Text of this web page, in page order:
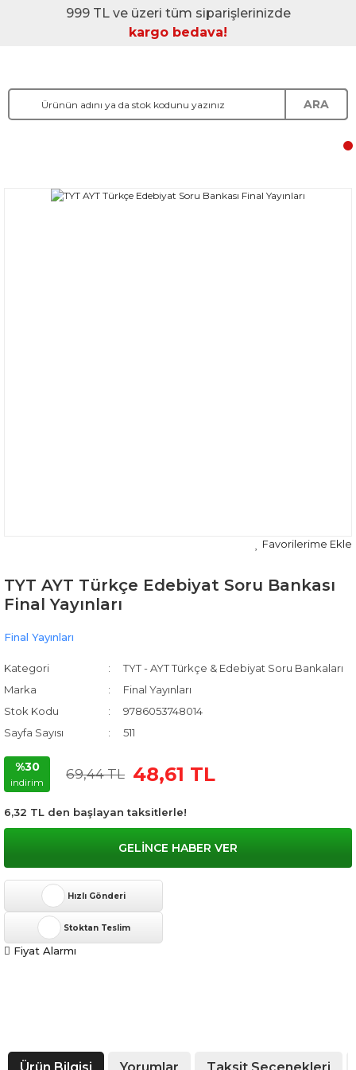
999 TL ve üzeri tüm siparişlerinizde
kargo bedava!
ARA
TYT AYT Türkçe Edebiyat Soru Bankası
Final Yayınları
Final Yayınları
Kategori
TYT - AYT Türkçe & Edebiyat Soru Bankaları
Marka
Final Yayınları
Stok Kodu
9786053748014
Sayfa Sayısı
511
%30
indirim
69,44 TL 48,61 TL
6,32 TL den başlayan taksitlerle!
GELİNCE HABER VER
Hızlı Gönderi
Stoktan Teslim
Fiyat Alarmı